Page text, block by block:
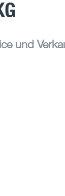
und